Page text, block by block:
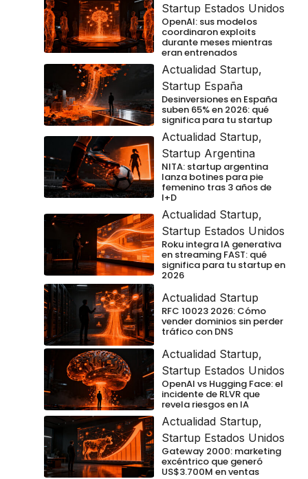
Startup Estados Unidos
OpenAI: sus modelos
coordinaron exploits
durante meses mientras
eran entrenados
Actualidad Startup,
Startup España
Desinversiones en España
suben 65% en 2026: qué
significa para tu startup
Actualidad Startup,
Startup Argentina
NITA: startup argentina
lanza botines para pie
femenino tras 3 años de
I+D
Actualidad Startup,
Startup Estados Unidos
Roku integra IA generativa
en streaming FAST: qué
significa para tu startup en
2026
Actualidad Startup
RFC 10023 2026: Cómo
vender dominios sin perder
tráfico con DNS
Actualidad Startup,
Startup Estados Unidos
OpenAI vs Hugging Face: el
incidente de RLVR que
revela riesgos en IA
Actualidad Startup,
Startup Estados Unidos
Gateway 2000: marketing
excéntrico que generó
US$3.700M en ventas